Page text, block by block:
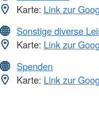
Karte: Link zur
Sonstige diverse
Karte: Link zur
Spenden
Karte: Link zur